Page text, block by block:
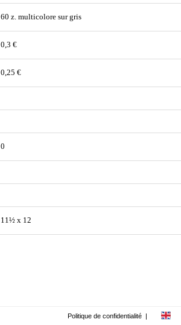
60 z. multicolore sur gris
0,3 €
0,25 €
0
11½ x 12
Politique de confidentialité |